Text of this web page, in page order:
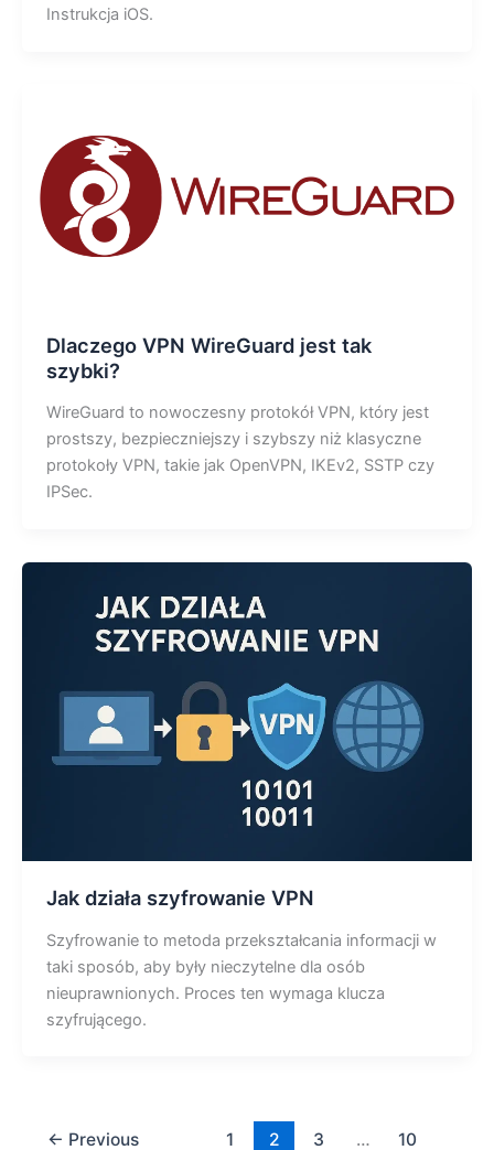
Instrukcja iOS.
Dlaczego VPN WireGuard jest tak
szybki?
WireGuard to nowoczesny protokół VPN, który jest
prostszy, bezpieczniejszy i szybszy niż klasyczne
protokoły VPN, takie jak OpenVPN, IKEv2, SSTP czy
IPSec.
Jak działa szyfrowanie VPN
Szyfrowanie to metoda przekształcania informacji w
taki sposób, aby były nieczytelne dla osób
nieuprawnionych. Proces ten wymaga klucza
szyfrującego.
← Previous 1 2 3 … 10